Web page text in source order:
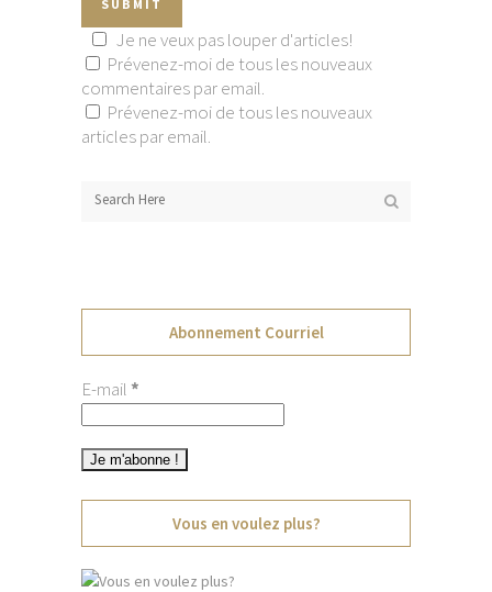
Je ne veux pas louper d'articles!
Prévenez-moi de tous les nouveaux
commentaires par email.
Prévenez-moi de tous les nouveaux
articles par email.
Abonnement Courriel
E-mail*
Vous en voulez plus?